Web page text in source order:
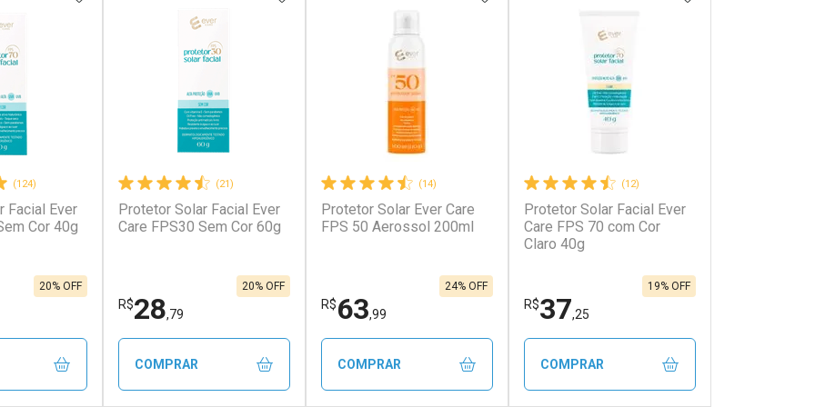
cada
cada
Ativar Desconto
Por R$ 26,90/cada
Por R$ 26,90/cada
Ativar Desconto
Por R$ 131,00/cada
Por R$ 131,00/cada
Ativar Desconto
Por R$ 42,00/cada
Por R$ 42,00/cada
(124)
Facial Ever
Cor 40g
20% OFF
(21)
Protetor Solar Facial Ever
Care FPS30 Sem Cor 60g
R$28,79
20% OFF
COMPRAR
(14)
Protetor Solar Ever Care
FPS 50 Aerossol 200ml
R$63,99
24% OFF
COMPRAR
(12)
Protetor Solar Facial Ever
Care FPS 70 com Cor
Claro 40g
R$37,25
19% OFF
COMPRAR